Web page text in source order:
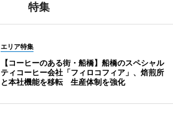
特集
エリア特集
【コーヒーのある街・船橋】船橋のスペシャル
ティコーヒー会社「フィロコフィア」、焙煎所
と本社機能を移転 生産体制を強化